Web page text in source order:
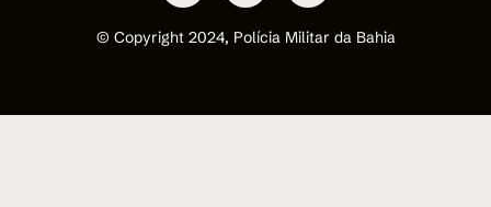
© Copyright 2024, Polícia Militar da Bahia